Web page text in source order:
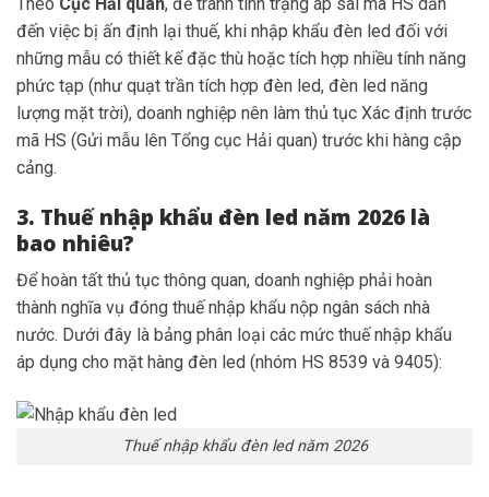
đến việc bị ấn định lại thuế, khi nhập khẩu đèn led đối với
những mẫu có thiết kế đặc thù hoặc tích hợp nhiều tính năng
phức tạp (như quạt trần tích hợp đèn led, đèn led năng
lượng mặt trời), doanh nghiệp nên làm thủ tục Xác định trước
mã HS (Gửi mẫu lên Tổng cục Hải quan) trước khi hàng cập
cảng.
3. Thuế nhập khẩu đèn led năm 2026 là
bao nhiêu?
Để hoàn tất thủ tục thông quan, doanh nghiệp phải hoàn
thành nghĩa vụ đóng thuế nhập khẩu nộp ngân sách nhà
nước. Dưới đây là bảng phân loại các mức thuế nhập khẩu
áp dụng cho mặt hàng đèn led (nhóm HS 8539 và 9405):
Thuế nhập khẩu đèn led năm 2026